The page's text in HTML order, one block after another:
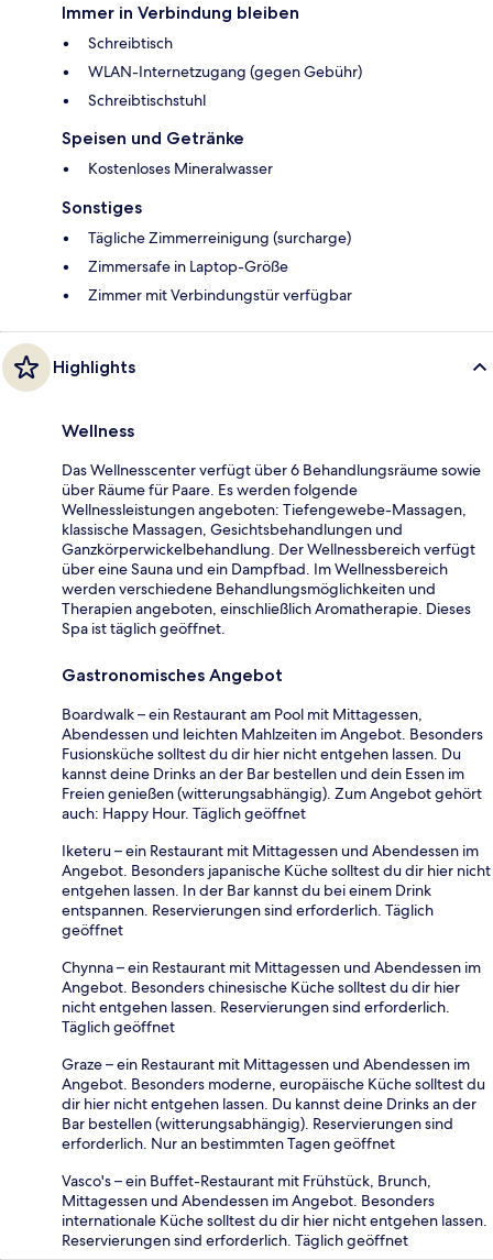
Immer in Verbindung bleiben
Schreibtisch
WLAN-Internetzugang (gegen Gebühr)
Schreibtischstuhl
Speisen und Getränke
Kostenloses Mineralwasser
Sonstiges
Tägliche Zimmerreinigung (surcharge)
Zimmersafe in Laptop-Größe
Zimmer mit Verbindungstür verfügbar
Highlights
Wellness
Das Wellnesscenter verfügt über 6 Behandlungsräume sowie
über Räume für Paare. Es werden folgende
Wellnessleistungen angeboten: Tiefengewebe-Massagen,
klassische Massagen, Gesichtsbehandlungen und
Ganzkörperwickelbehandlung. Der Wellnessbereich verfügt
über eine Sauna und ein Dampfbad. Im Wellnessbereich
werden verschiedene Behandlungsmöglichkeiten und
Therapien angeboten, einschließlich Aromatherapie. Dieses
Spa ist täglich geöffnet.
Gastronomisches Angebot
Boardwalk – ein Restaurant am Pool mit Mittagessen,
Abendessen und leichten Mahlzeiten im Angebot. Besonders
Fusionsküche solltest du dir hier nicht entgehen lassen. Du
kannst deine Drinks an der Bar bestellen und dein Essen im
Freien genießen (witterungsabhängig). Zum Angebot gehört
auch: Happy Hour. Täglich geöffnet
Iketeru – ein Restaurant mit Mittagessen und Abendessen im
Angebot. Besonders japanische Küche solltest du dir hier nicht
entgehen lassen. In der Bar kannst du bei einem Drink
entspannen. Reservierungen sind erforderlich. Täglich
geöffnet
Chynna – ein Restaurant mit Mittagessen und Abendessen im
Angebot. Besonders chinesische Küche solltest du dir hier
nicht entgehen lassen. Reservierungen sind erforderlich.
Täglich geöffnet
Graze – ein Restaurant mit Mittagessen und Abendessen im
Angebot. Besonders moderne, europäische Küche solltest du
dir hier nicht entgehen lassen. Du kannst deine Drinks an der
Bar bestellen (witterungsabhängig). Reservierungen sind
erforderlich. Nur an bestimmten Tagen geöffnet
Vasco's – ein Buffet-Restaurant mit Frühstück, Brunch,
Mittagessen und Abendessen im Angebot. Besonders
internationale Küche solltest du dir hier nicht entgehen lassen.
Reservierungen sind erforderlich. Täglich geöffnet